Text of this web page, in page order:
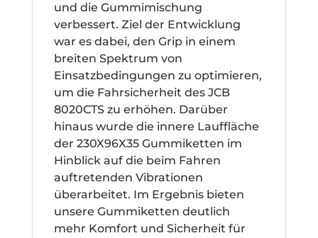
und die Gummimischung
verbessert. Ziel der Entwicklung
war es dabei, den Grip in einem
breiten Spektrum von
Einsatzbedingungen zu optimieren,
um die Fahrsicherheit des JCB
8020CTS zu erhöhen. Darüber
hinaus wurde die innere Lauffläche
der 230X96X35 Gummiketten im
Hinblick auf die beim Fahren
auftretenden Vibrationen
überarbeitet. Im Ergebnis bieten
unsere Gummiketten deutlich
mehr Komfort und Sicherheit für